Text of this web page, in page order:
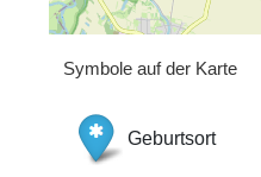
Symbole auf der Karte
Geburtsort